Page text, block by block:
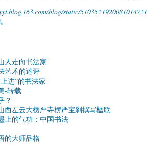
blog/static/
人走向书法家
艺术的述评
进”的书法家
-转载
？
西左云大楞严寺楞严宝刹撰写楹联
上的气功：中国书法
的大师品格